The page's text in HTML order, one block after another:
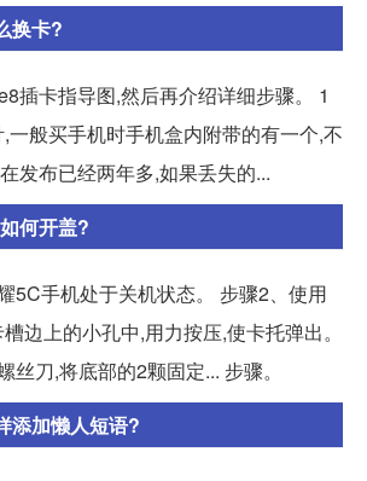
换卡?
插卡指导图,然后再介绍详细步骤。 1
一般买手机时手机盒内附带的有一个,不
发布已经两年多,如果丢失的...
何开盖?
5C手机处于关机状态。 步骤2、使用
边上的小孔中,用力按压,使卡托弹出。
丝刀,将底部的2颗固定... 步骤。
添加懒人短语?